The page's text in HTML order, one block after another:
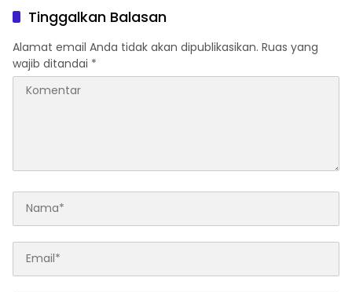
Tinggalkan Balasan
Alamat email Anda tidak akan dipublikasikan. Ruas yang
wajib ditandai *